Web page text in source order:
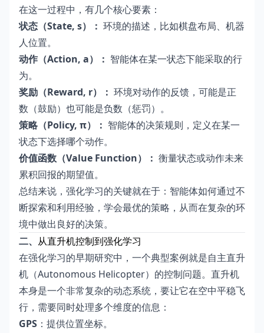
在这一过程中，有几个核心要素：
状态（State, s）： 环境的描述，比如棋盘布局、机器
人位置。
动作（Action, a）： 智能体在某一状态下能采取的行
为。
奖励（Reward, r）： 环境对动作的反馈，可能是正
数（鼓励）也可能是负数（惩罚）。
策略（Policy, π）： 智能体的决策规则，定义在某一
状态下选择哪个动作。
价值函数（Value Function）： 衡量状态或动作未来
累积回报的期望值。
总结来说，强化学习的关键就在于：智能体如何通过不
断探索和利用经验，学会最优的策略，从而在复杂的环
境中做出良好的决策。
二、 从直升机控制到强化学习
在强化学习的早期研究中，一个典型案例就是自主直升
机（Autonomous Helicopter）的控制问题。直升机
本身是一个非常复杂的动态系统，要让它在空中平稳飞
行，需要同时处理多个维度的信息：
GPS ：提供位置坐标。